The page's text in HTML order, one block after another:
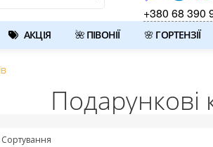
+380 68 390
АКЦІЯ 🌺 ПІВОНІЇ 🌸 ГОРТЕНЗІЇ
Сортування